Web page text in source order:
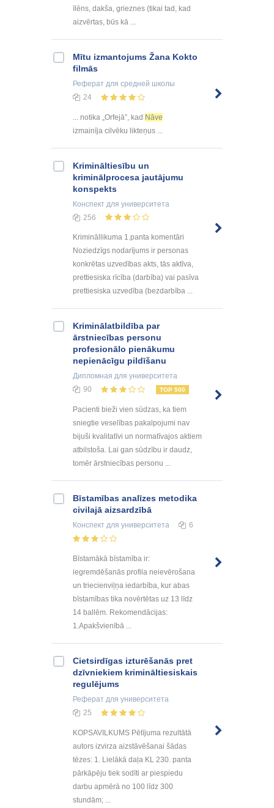
īlēns, dakša, grieznes (tikai tad, kad
aizvērtas, būs kā ...
Mītu izmantojums Žana Kokto
filmās
Реферат для средней школы
24
... notika „Orfejā”, kad Nāve
izmainīja cilvēku likteņus ...
Krimināltiesību un
kriminālprocesa jautājumu
konspekts
Конспект для университета
256
Krimināllikuma 1.panta komentāri
Noziedzīgs nodarījums ir personas
konkrētas uzvedības akts, tās aktīva,
prettiesiska rīcība (darbība) vai pasīva
prettiesiska uzvedība (bezdarbība ...
Kriminālatbildība par
ārstniecības personu
profesionālo pienākumu
nepienācīgu pildīšanu
Дипломная для университета
90
TOP 500
Pacienti bieži vien sūdzas, ka tiem
sniegtie veselības pakalpojumi nav
bijuši kvalitatīvi un normatīvajos aktiem
atbilstoša. Lai gan sūdzību ir daudz,
tomēr ārstniecības personu ...
Bīstamības analīzes metodika
civilajā aizsardzībā
Конспект для университета 6
Bīstamākā bīstamība ir:
iegremdēšanās profila neievērošana
un triecienviļņa iedarbība, kur abas
bīstamības tika novērtētas uz 13 līdz
14 ballēm. Rekomendācijas:
1.Apakšvienībā ...
Cietsirdīgas izturēšanās pret
dzīvniekiem krimināltiesiskais
regulējums
Реферат для университета
25
KOPSAVILKUMS Pētījuma rezultātā
autors izvirza aizstāvēšanai šādas
tēzes: 1. Lielākā daļa KL 230. panta
pārkāpēju tiek sodīti ar piespiedu
darbu apmērā no 100 līdz 300
stundām; ...